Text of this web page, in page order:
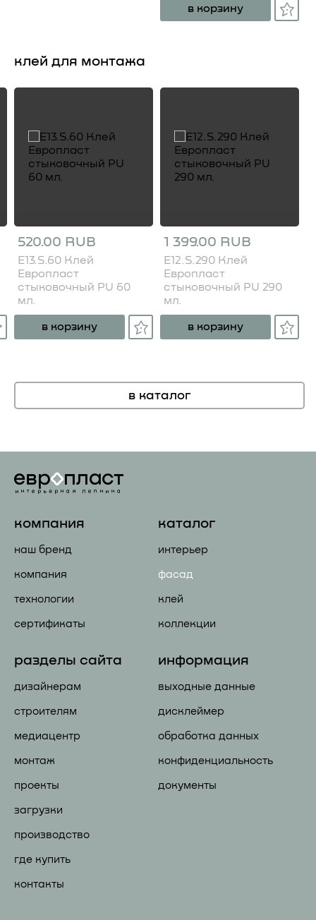
в корзину
клей для монтажа
520.00 RUB
E13.S.60 Клей
Европласт
стыковочный PU 60
мл.
в корзину
1 399.00 RUB
E12.S.290 Клей
Европласт
стыковочный PU 290
мл.
в корзину
в каталог
компания
наш бренд
компания
технологии
сертификаты
каталог
интерьер
фасад
клей
коллекции
разделы сайта
дизайнерам
строителям
медиацентр
монтаж
проекты
загрузки
производство
где купить
контакты
информация
выходные данные
дисклеймер
обработка данных
конфиденциальность
документы